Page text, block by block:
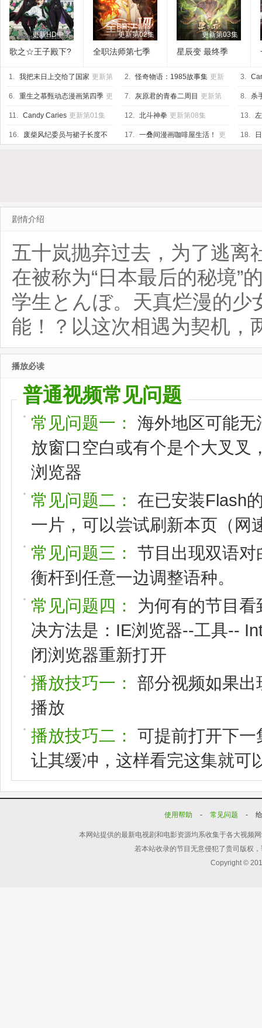
更新HD中字
歌之☆王子殿下?
XXXX剧场版
更新第02集
全职法师第七季
更新第03集
星辰变 最终季
1. 我把末日上交给了国家 更新第
17集
2. 怪奇物语：1985故事集 更新
第10集
3.
新第05
6. 重生之慕甄动态漫画第四季 更
新第20集
7. 灰原君的青春二周目 更新第
07集
8. 杀
11. Candy Caries 更新第01集 12. 北斗神拳 更新第08集 13.
16. 废柴风纪委员与裙子长度不 17. 一叠间漫画咖啡屋生活！ 更 18.
剧情介绍
五十岚抛弃过去，为了逃离
在被称为“日本最后的秘境”
学生とんぼ。天真烂漫的少
能！？以这次相遇为契机
播放必读
普通视频常见问题
常见问题一：
海外地区可能
放窗口空白或有个是个大叉叉
浏览器
常见问题二：
在已安装Flash
一片，可以尝试刷新本页（网
常见问题三：
节目出现双语
衡杆到任意一边调整语种。
常见问题四：
为何有的节目
决方法是：IE浏览器--工具--
闭浏览器重新打开
播放技巧一：
部分视频如果
播放
播放技巧二：
可提前打开下
让其缓冲，这样看完这集就可
使用帮助 - 常见问题 -
本网站提供的最新电视剧和电影资源均系收集于各大视频
若本站收录的节目无意侵犯了贵司版权
Copyright ©